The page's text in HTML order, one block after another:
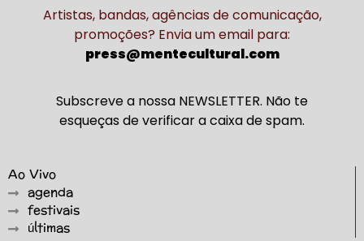
Artistas, bandas, agências de comunicação,
promoções? Envia um email para:
press@mentecultural.com
Subscreve a nossa NEWSLETTER. Não te
esqueças de verificar a caixa de spam.
Ao Vivo
agenda
festivais
últimas